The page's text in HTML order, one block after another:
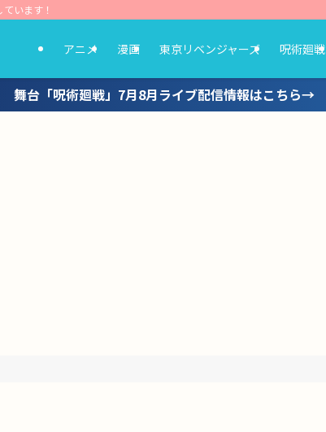
います！
アニメ 漫画 東京リベンジャーズ 呪術廻戦
舞台「呪術廻戦」7月8月ライブ配信情報はこちら→